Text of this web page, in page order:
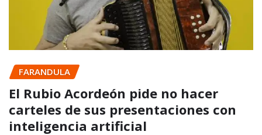
FARANDULA
El Rubio Acordeón pide no hacer
carteles de sus presentaciones con
inteligencia artificial